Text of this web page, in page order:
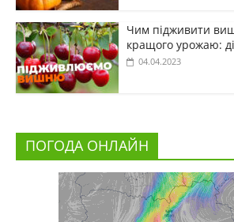
Чим підживити
кращого урожаю:
04.04.2023
ПОГОДА ОНЛАЙН